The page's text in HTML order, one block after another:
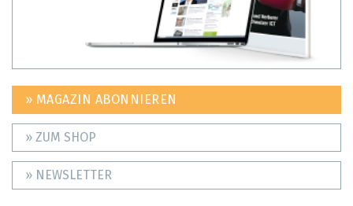
» MAGAZIN ABONNIEREN
» ZUM SHOP
» NEWSLETTER